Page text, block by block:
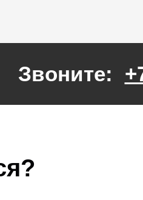
Звоните: